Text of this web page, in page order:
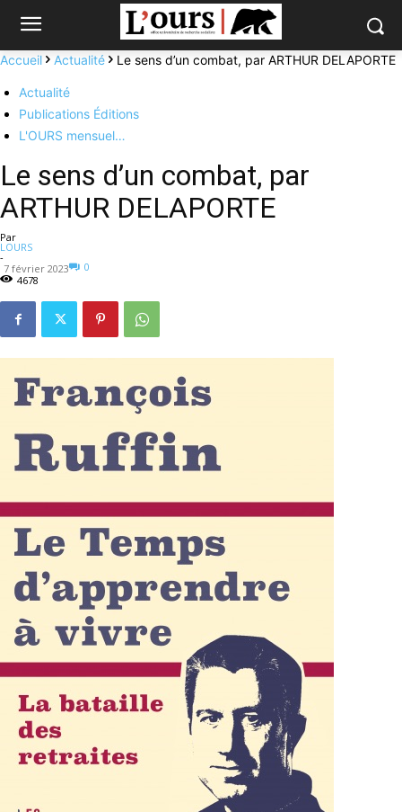
Accueil Actualité Le sens d’un combat, par ARTHUR DELAPORTE
Actualité
Publications Éditions
L'OURS mensuel…
Le sens d’un combat, par
ARTHUR DELAPORTE
Par
LOURS
-
7 février 2023
0
4678